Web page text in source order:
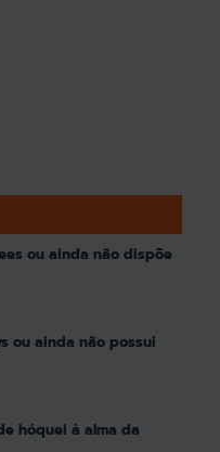
ou ainda não dispõe
ou ainda não possui
hóquei à alma da